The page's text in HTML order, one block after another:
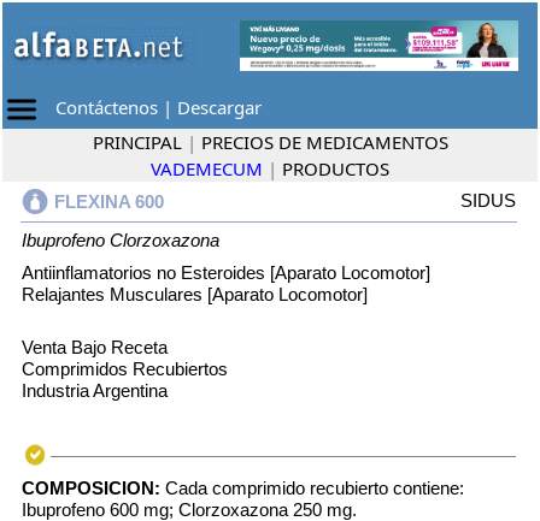
Contáctenos | Descargar
PRINCIPAL | PRECIOS DE MEDICAMENTOS
VADEMECUM | PRODUCTOS
FLEXINA 600
SIDUS
Ibuprofeno Clorzoxazona
Antiinflamatorios no Esteroides [Aparato Locomotor]
Relajantes Musculares [Aparato Locomotor]
Venta Bajo Receta
Comprimidos Recubiertos
Industria Argentina
COMPOSICION: Cada comprimido recubierto contiene:
Ibuprofeno 600 mg; Clorzoxazona 250 mg.